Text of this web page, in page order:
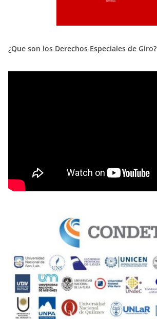
¿Que son los Derechos Especiales de Giro?